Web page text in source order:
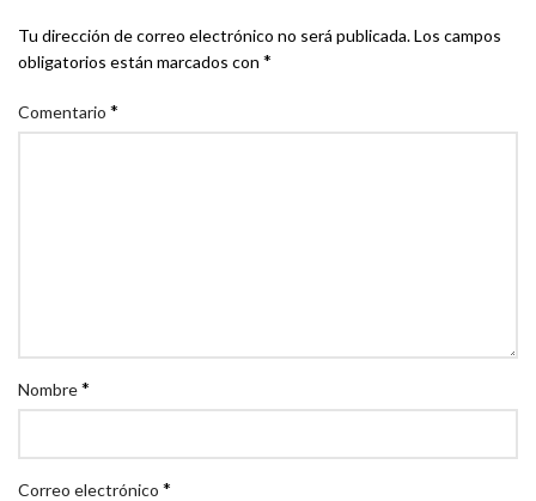
Tu dirección de correo electrónico no será publicada.Los campos
obligatorios están marcados con *
Comentario *
Nombre*
Correo electrónico *